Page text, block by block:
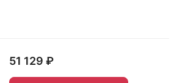
51 129 ₽